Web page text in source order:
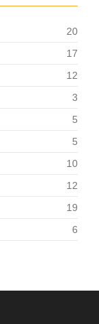
20
17
12
3
5
5
10
12
19
6